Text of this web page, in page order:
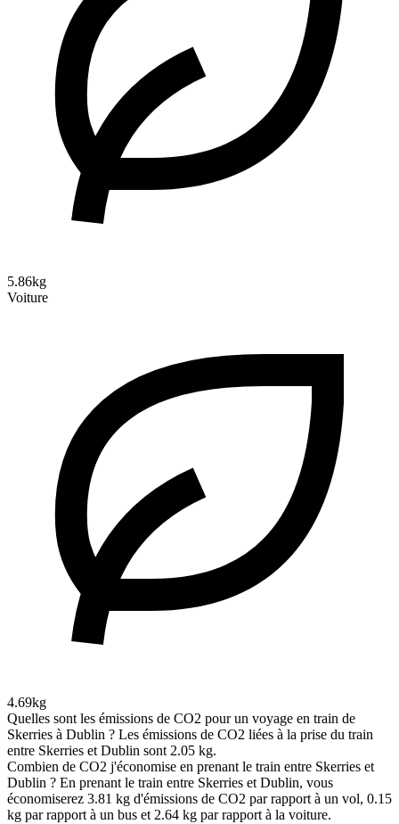
5.86kg
Voiture
4.69kg
Quelles sont les émissions de CO2 pour un voyage en train de
Skerries à Dublin ? Les émissions de CO2 liées à la prise du train
entre Skerries et Dublin sont 2.05 kg.
Combien de CO2 j'économise en prenant le train entre Skerries et
Dublin ? En prenant le train entre Skerries et Dublin, vous
économiserez 3.81 kg d'émissions de CO2 par rapport à un vol, 0.15
kg par rapport à un bus et 2.64 kg par rapport à la voiture.